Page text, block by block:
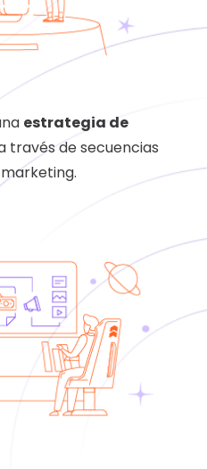
estrategia de
través de secuencias